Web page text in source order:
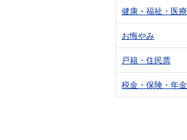
健康・福祉・医療
お悔やみ
戸籍・住民票
税金・保険・年金